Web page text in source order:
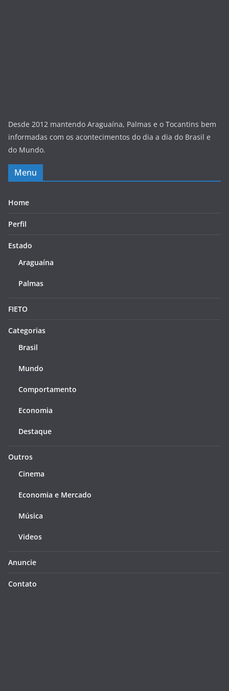
Desde 2012 mantendo Araguaína, Palmas e o Tocantins bem
informadas com os acontecimentos do dia a dia do Brasil e
do Mundo.
Menu
Home
Perfil
Estado
Araguaína
Palmas
FIETO
Categorias
Brasil
Mundo
Comportamento
Economia
Destaque
Outros
Cinema
Economia e Mercado
Música
Videos
Anuncie
Contato